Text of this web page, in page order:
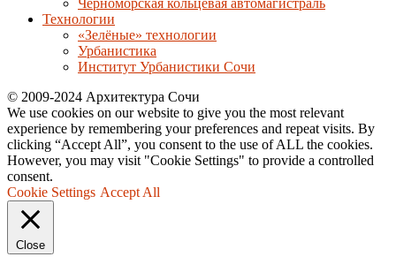
Черноморская кольцевая автомагистраль
Технологии
«Зелёные» технологии
Урбанистика
Институт Урбанистики Сочи
© 2009-2024 Архитектура Сочи
We use cookies on our website to give you the most relevant
experience by remembering your preferences and repeat visits. By
clicking “Accept All”, you consent to the use of ALL the cookies.
However, you may visit "Cookie Settings" to provide a controlled
consent.
Cookie Settings Accept All
Close